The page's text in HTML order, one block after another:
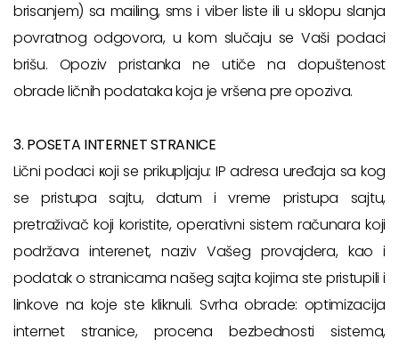
brisanjem) sa mailing, sms i viber liste ili u sklopu slanja
povratnog odgovora, u kom slučaju se Vaši podaci
brišu. Opoziv pristanka ne utiče na dopuštenost
obrade ličnih podataka koja je vršena pre opoziva.
3. POSETA INTERNET STRANICE
Lični podaci кoji se prikupljaju: IP adresa uređaja sa kog
se pristupa sajtu, datum i vreme pristupa sajtu,
pretraživač koji koristite, operativni sistem računara koji
podržava interenet, naziv Vašeg provajdera, kao i
podatak o stranicama našeg sajta kojima ste pristupili i
linkove na koje ste kliknuli. Svrha obrade: optimizacija
internet stranice, procena bezbednosti sistema,